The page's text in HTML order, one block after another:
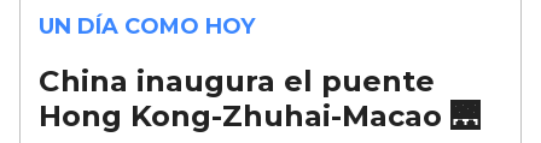
UN DÍA COMO HOY
China inaugura el puente
Hong Kong-Zhuhai-Macao 🌉